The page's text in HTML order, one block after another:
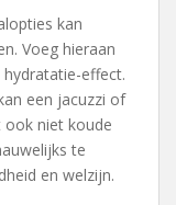
kan
Voeg hieraan
effect.
een jacuzzi of
ook niet koude
te
en welzijn.